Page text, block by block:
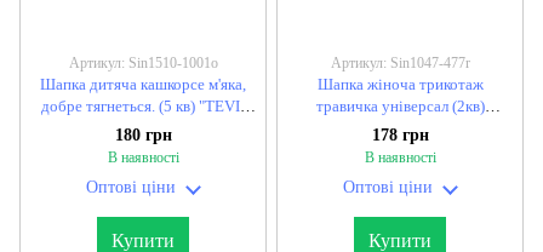
Артикул: Sin1510-1001o
Шапка дитяча кашкорсе м'яка,
добре тягнеться. (5 кв) "TEVI"
недорого від прямого
постачальника
180 грн
В наявності
Оптові ціни
Купити
Артикул: Sin1047-477r
Шапка жіноча трикотаж
травичка універсал (2кв)
"IRINA" недорого від прямого
постачальника
178 грн
В наявності
Оптові ціни
Купити